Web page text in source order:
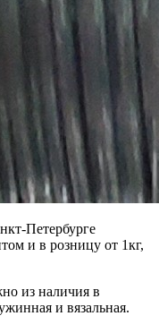
Петербурге
и в розницу от 1кг,
из наличия в
и вязальная.